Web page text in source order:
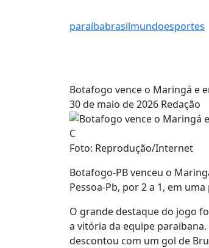
paraíbabrasilmundoesportes
Botafogo vence o Maringá e
30 de maio de 2026 Redação
Foto: Reprodução/Internet
Botafogo-PB venceu o
Pessoa-Pb, por 2 a 1, em
O grande destaque do jogo
a vitória da equipe
descontou com um gol de